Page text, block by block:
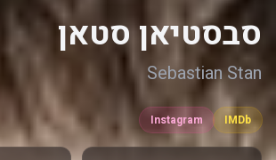
סבסטיאן סטאן
Sebastian Stan
IMDb
Instagram